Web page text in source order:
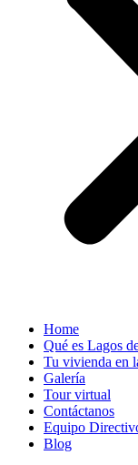
Home
Qué es Lagos
Tu vivienda en
Galería
Tour virtual
Contáctanos
Equipo
Blog